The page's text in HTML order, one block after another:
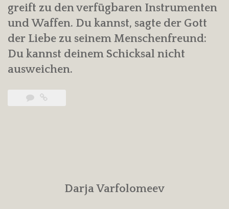
greift zu den verfügbaren Instrumenten
und Waffen. Du kannst, sagte der Gott
der Liebe zu seinem Menschenfreund:
Du kannst deinem Schicksal nicht
ausweichen.
Darja Varfolomeev